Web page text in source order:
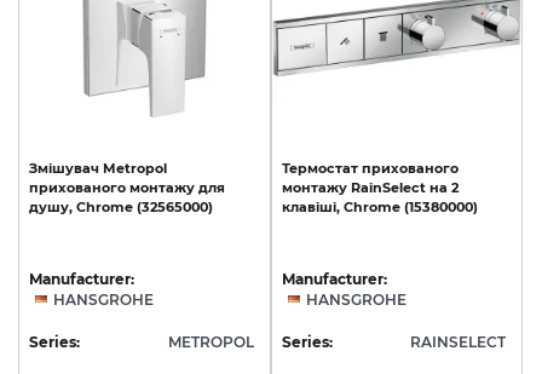
Змішувач Metropol
прихованого монтажу для
душу, Chrome (32565000)
Manufacturer:
HANSGROHE
Series: METROPOL
Термостат прихованого
монтажу RainSelect на 2
клавіші, Chrome (15380000)
Manufacturer:
HANSGROHE
Series: RAINSELECT